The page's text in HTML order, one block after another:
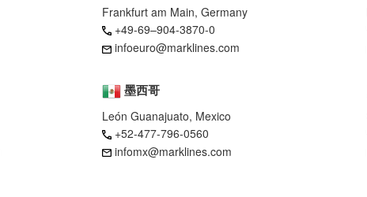
墨西哥
León Guanajuato, Mexico
+52-477-796-0560
infomx@marklines.com
Frankfurt am Main, Germany
+49-69–904-3870-0
infoeuro@marklines.com